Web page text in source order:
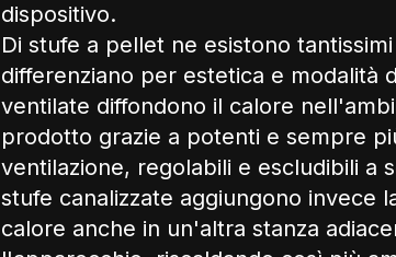
dispositivo.
Di stufe a pellet ne esistono
differenziano per estetica e modalità
ventilate diffondono il calore
prodotto grazie a potenti e sempre
ventilazione, regolabili e escludibili a
stufe canalizzate aggiungono invece
calore anche in un'altra stanza